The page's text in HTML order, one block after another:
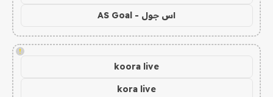
اس جول - AS Goal
!
koora live
kora live